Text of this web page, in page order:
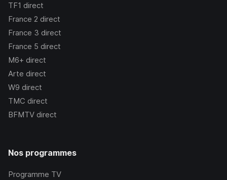
TF1 direct
France 2 direct
France 3 direct
France 5 direct
M6+ direct
Arte direct
W9 direct
TMC direct
BFMTV direct
Nos programmes
Programme TV